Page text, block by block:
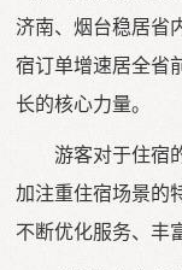
济南、烟台稳居省
宿订单增速居全省
长的核心力量。
游客对于住宿
加注重住宿场景的
不断优化服务、丰